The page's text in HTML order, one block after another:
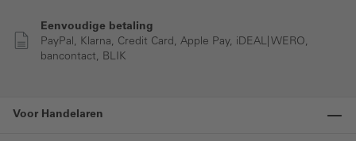
Eenvoudige betaling
PayPal, Klarna, Credit Card, Apple Pay, iDEAL| WERO,
bancontact, BLIK
Voor Handelaren